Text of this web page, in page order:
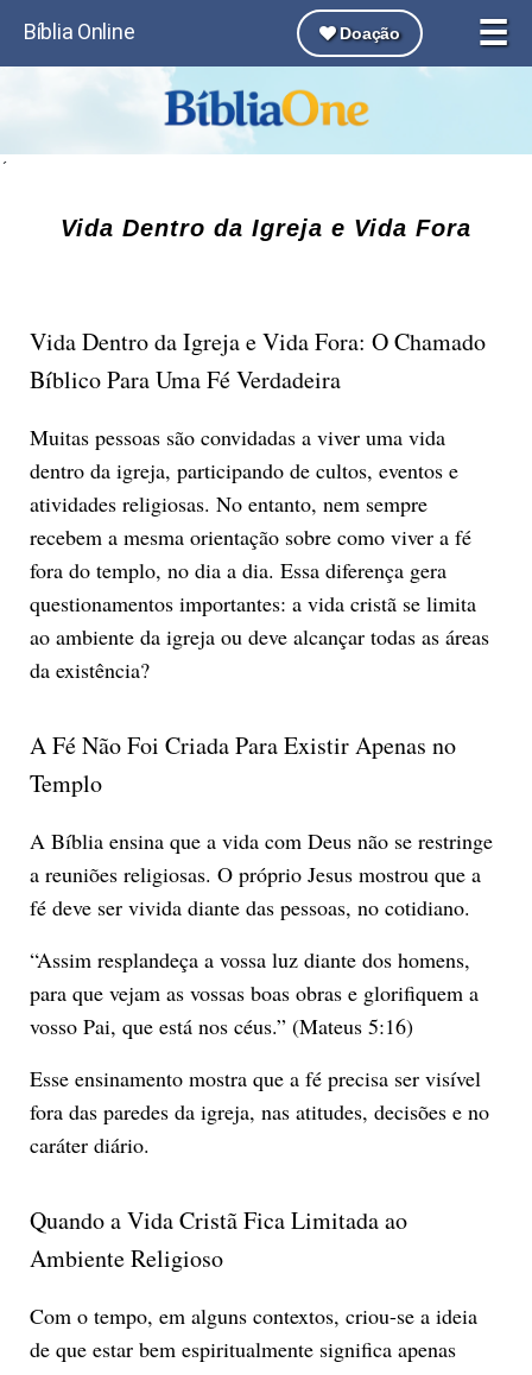
☰
Bíblia Online Doação
´
Vida Dentro da Igreja e Vida Fora
Vida Dentro da Igreja e Vida Fora: O Chamado
Bíblico Para Uma Fé Verdadeira
Muitas pessoas são convidadas a viver uma vida
dentro da igreja, participando de cultos, eventos e
atividades religiosas. No entanto, nem sempre
recebem a mesma orientação sobre como viver a fé
fora do templo, no dia a dia. Essa diferença gera
questionamentos importantes: a vida cristã se limita
ao ambiente da igreja ou deve alcançar todas as áreas
da existência?
A Fé Não Foi Criada Para Existir Apenas no
Templo
A Bíblia ensina que a vida com Deus não se restringe
a reuniões religiosas. O próprio Jesus mostrou que a
fé deve ser vivida diante das pessoas, no cotidiano.
“Assim resplandeça a vossa luz diante dos homens,
para que vejam as vossas boas obras e glorifiquem a
vosso Pai, que está nos céus.” (Mateus 5:16)
Esse ensinamento mostra que a fé precisa ser visível
fora das paredes da igreja, nas atitudes, decisões e no
caráter diário.
Quando a Vida Cristã Fica Limitada ao
Ambiente Religioso
Com o tempo, em alguns contextos, criou-se a ideia
de que estar bem espiritualmente significa apenas